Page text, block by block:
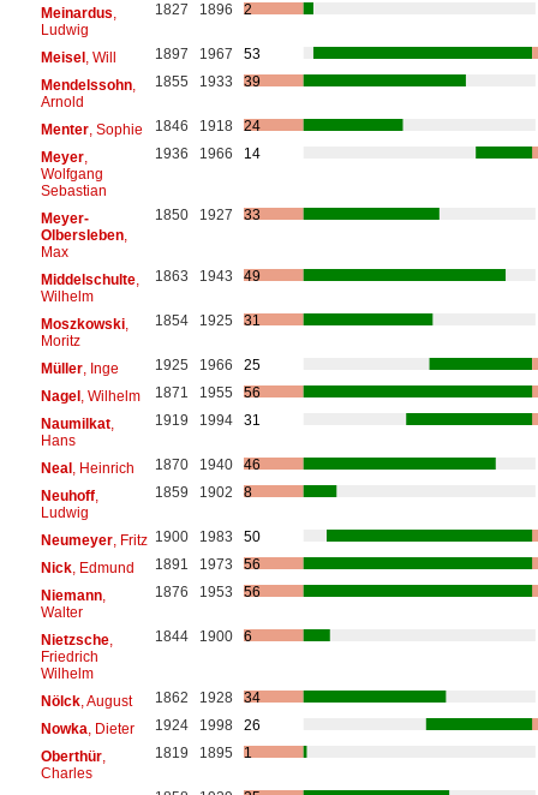
Meinardus,
Ludwig
1827 1896 2
Meisel , Will 1897 1967
53
Mendelssohn,
Arnold
1855 1933 39
Menter, Sophie 1846 1918
24
Meyer,
Wolfgang
Sebastian
1936 1966 14
Meyer-
Olbersleben,
Max
1850 1927 33
Middelschulte,
Wilhelm
1863 1943 49
Moszkowski,
Moritz
1854 1925 31
Müller, Inge 1925 1966
25
Nagel , Wilhelm 1871 1955
56
Naumilkat,
Hans
1919 1994 31
Neal , Heinrich 1870 1940
46
Neuhoff,
Ludwig
1859 1902 8
Neumeyer, Fritz 1900 1983
50
Nick, Edmund 1891 1973
56
Niemann,
Walter
1876 1953 56
Nietzsche,
Friedrich
Wilhelm
1844 1900 6
Nölck, August 1862 1928
34
Nowka, Dieter 1924 1998
26
Oberthür,
Charles
1819 1895 1